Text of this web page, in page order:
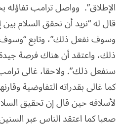
الإطلاق”. وواصل ترامب
قال له “نريد أن نحقق السلام
وسوف نفعل ذلك”، وتابع
ذلك، واعتقد أن هناك فرصة جيدة
سنفعل ذلك”. ولاحقا، غالى
كما غالى بقدراته التفاوضية
لأسلافه حين قال إن تحقيق
صعبا كما اعتقد الناس عبر